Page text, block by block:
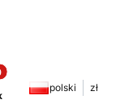
w koszyku: 0.
polski zł